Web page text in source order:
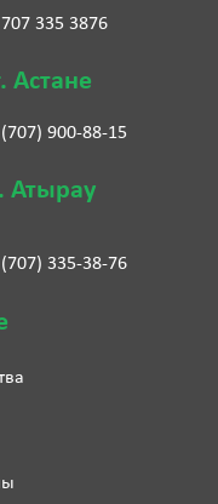
335 3876
Астане
900-88-15
Атырау
335-38-76